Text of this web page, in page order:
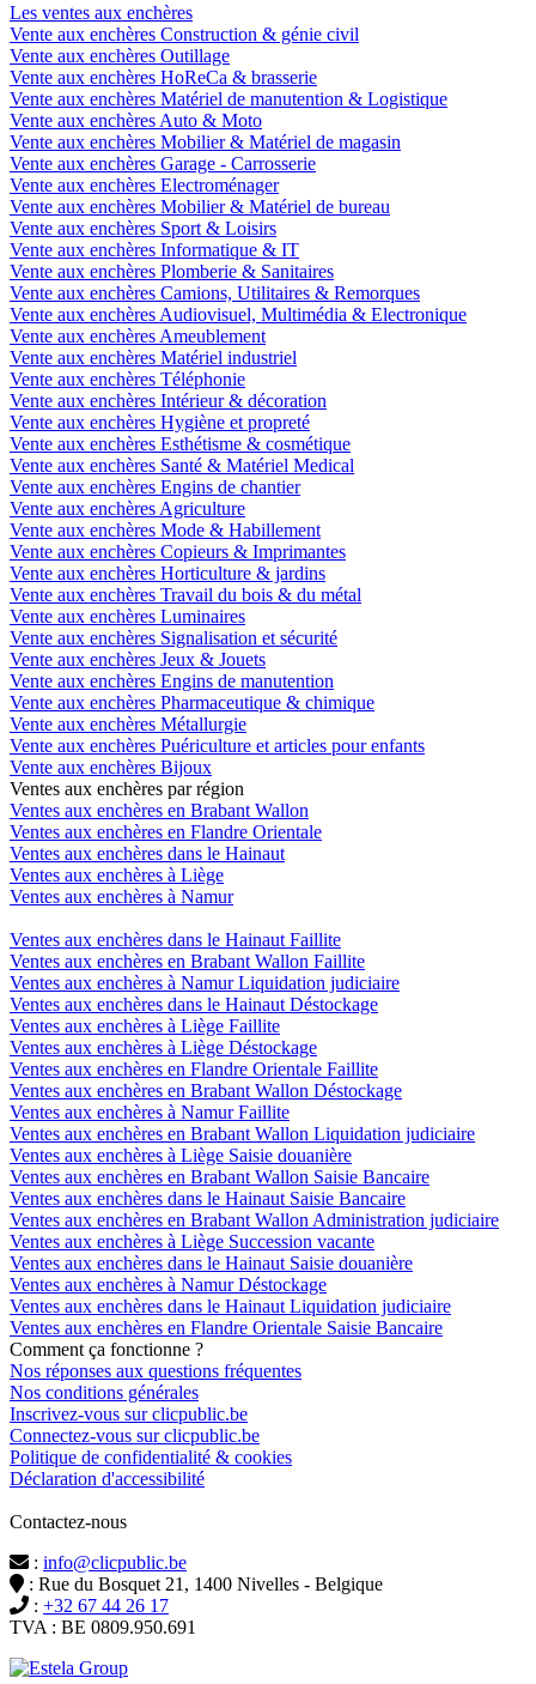
Les ventes aux enchères
Vente aux enchères Construction & génie civil
Vente aux enchères Outillage
Vente aux enchères HoReCa & brasserie
Vente aux enchères Matériel de manutention & Logistique
Vente aux enchères Auto & Moto
Vente aux enchères Mobilier & Matériel de magasin
Vente aux enchères Garage - Carrosserie
Vente aux enchères Electroménager
Vente aux enchères Mobilier & Matériel de bureau
Vente aux enchères Sport & Loisirs
Vente aux enchères Informatique & IT
Vente aux enchères Plomberie & Sanitaires
Vente aux enchères Camions, Utilitaires & Remorques
Vente aux enchères Audiovisuel, Multimédia & Electronique
Vente aux enchères Ameublement
Vente aux enchères Matériel industriel
Vente aux enchères Téléphonie
Vente aux enchères Intérieur & décoration
Vente aux enchères Hygiène et propreté
Vente aux enchères Esthétisme & cosmétique
Vente aux enchères Santé & Matériel Medical
Vente aux enchères Engins de chantier
Vente aux enchères Agriculture
Vente aux enchères Mode & Habillement
Vente aux enchères Copieurs & Imprimantes
Vente aux enchères Horticulture & jardins
Vente aux enchères Travail du bois & du métal
Vente aux enchères Luminaires
Vente aux enchères Signalisation et sécurité
Vente aux enchères Jeux & Jouets
Vente aux enchères Engins de manutention
Vente aux enchères Pharmaceutique & chimique
Vente aux enchères Métallurgie
Vente aux enchères Puériculture et articles pour enfants
Vente aux enchères Bijoux
Ventes aux enchères par région
Ventes aux enchères en Brabant Wallon
Ventes aux enchères en Flandre Orientale
Ventes aux enchères dans le Hainaut
Ventes aux enchères à Liège
Ventes aux enchères à Namur
Ventes aux enchères dans le Hainaut Faillite
Ventes aux enchères en Brabant Wallon Faillite
Ventes aux enchères à Namur Liquidation judiciaire
Ventes aux enchères dans le Hainaut Déstockage
Ventes aux enchères à Liège Faillite
Ventes aux enchères à Liège Déstockage
Ventes aux enchères en Flandre Orientale Faillite
Ventes aux enchères en Brabant Wallon Déstockage
Ventes aux enchères à Namur Faillite
Ventes aux enchères en Brabant Wallon Liquidation judiciaire
Ventes aux enchères à Liège Saisie douanière
Ventes aux enchères en Brabant Wallon Saisie Bancaire
Ventes aux enchères dans le Hainaut Saisie Bancaire
Ventes aux enchères en Brabant Wallon Administration judiciaire
Ventes aux enchères à Liège Succession vacante
Ventes aux enchères dans le Hainaut Saisie douanière
Ventes aux enchères à Namur Déstockage
Ventes aux enchères dans le Hainaut Liquidation judiciaire
Ventes aux enchères en Flandre Orientale Saisie Bancaire
Comment ça fonctionne ?
Nos réponses aux questions fréquentes
Nos conditions générales
Inscrivez-vous sur clicpublic.be
Connectez-vous sur clicpublic.be
Politique de confidentialité & cookies
Déclaration d'accessibilité
Contactez-nous
: info@clicpublic.be
: Rue du Bosquet 21, 1400 Nivelles - Belgique
: +32 67 44 26 17
TVA : BE 0809.950.691